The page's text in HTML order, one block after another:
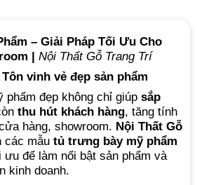
– Giải Pháp Tối Ưu Cho
| Nội Thất Gỗ Trang Trí
vinh vẻ đẹp sản phẩm
phẩm đẹp không chỉ giúp sắp
thu hút khách hàng, tăng tính
hàng, showroom. Nội Thất Gỗ
các mẫu tủ trưng bày mỹ phẩm
ưu để làm nổi bật sản phẩm và
kinh doanh.